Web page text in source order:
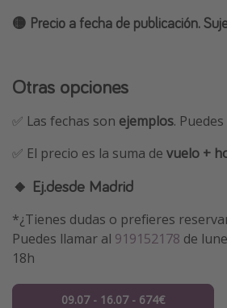
🟡 Precio a fecha de publicación.
Otras opciones
✅ Las fechas son ejemplos.
✅ El precio es la suma de vuelo +
🔸 Ej.desde Madrid
*¿Tienes dudas o prefieres
Puedes llamar al 919152178 de
18h
09.07 - 16.07 - 674€